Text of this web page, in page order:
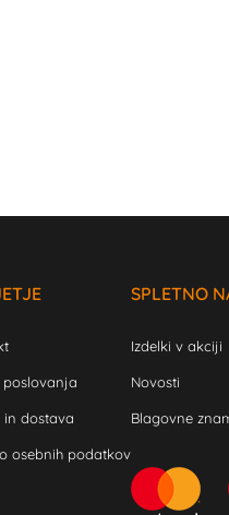
poslovanja
in dostava
osebnih podatkov
SPLETNO
Izdelki v akciji
Novosti
Blagovne